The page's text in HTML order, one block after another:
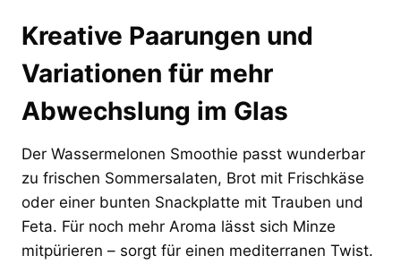
Kreative Paarungen und
Variationen für mehr
Abwechslung im Glas
Der Wassermelonen Smoothie passt wunderbar
zu frischen Sommersalaten, Brot mit Frischkäse
oder einer bunten Snackplatte mit Trauben und
Feta. Für noch mehr Aroma lässt sich Minze
mitpürieren – sorgt für einen mediterranen Twist.